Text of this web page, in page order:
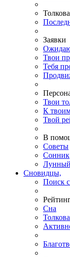
Заявки
Твои
Тебя
Твои
К
Твой
В
Советы
Сонник
Лунный
Сновидцы,
Поиск
Сна